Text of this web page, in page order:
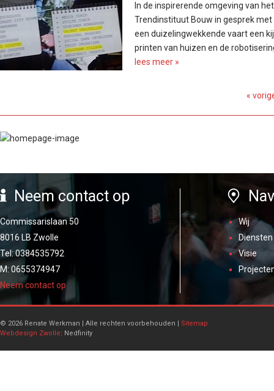
In de inspirerende omgeving van
Trendinstituut Bouw in gesprek
een duizelingwekkende vaart een
printen van huizen en de
lees meer »
«
Neem contact op
Commissarislaan 50
8016 LB Zwolle
Tel: 0384535792
M: 0655374947
Neem contact op
Wij
Diensten
Visie
© 2026 Renate Werkman | Alle rechten voorbehouden | Sitemap
Webdesign Zwolle: Nedfinity